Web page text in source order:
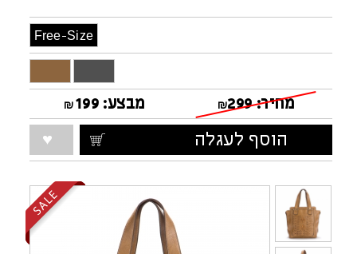
Free-Size
מחיר: ₪299 מבצע: ₪ 199
הוסף לעגלה